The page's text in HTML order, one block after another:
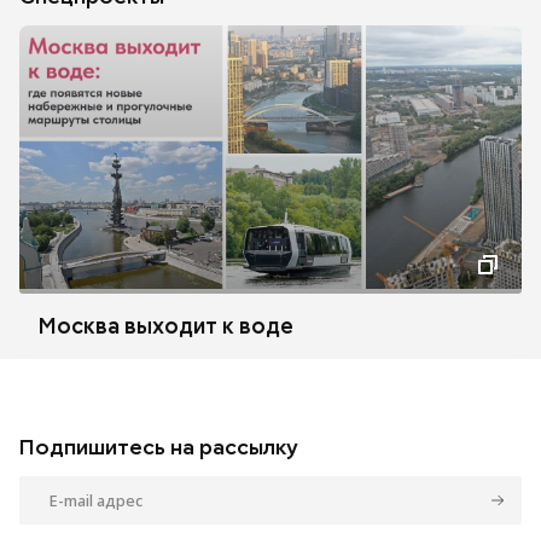
Москва выходит к воде
Подпишитесь на рассылку